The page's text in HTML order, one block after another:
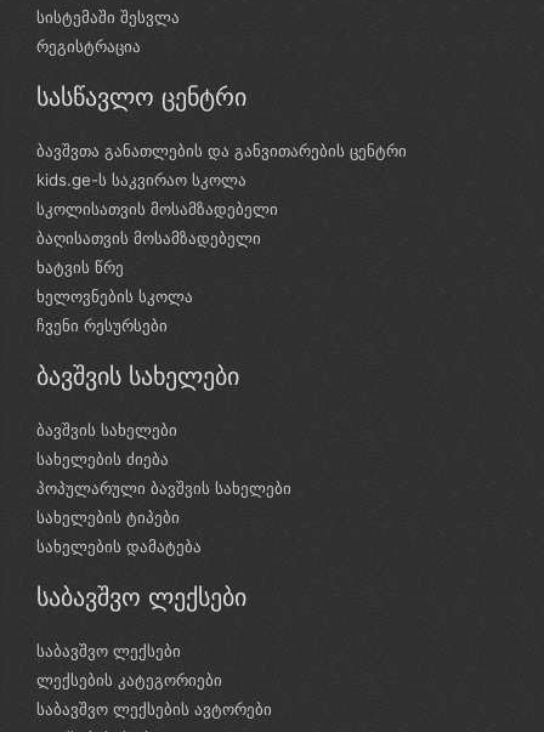
სისტემაში შესვლა
რეგისტრაცია
სასწავლო ცენტრი
ბავშვთა განათლების და განვითარების ცენტრი
kids.ge-ს საკვირაო სკოლა
სკოლისათვის მოსამზადებელი
ბაღისათვის მოსამზადებელი
ხატვის წრე
ხელოვნების სკოლა
ჩვენი რესურსები
ბავშვის სახელები
ბავშვის სახელები
სახელების ძიება
პოპულარული ბავშვის სახელები
სახელების ტიპები
სახელების დამატება
საბავშვო ლექსები
საბავშვო ლექსები
ლექსების კატეგორიები
საბავშვო ლექსების ავტორები